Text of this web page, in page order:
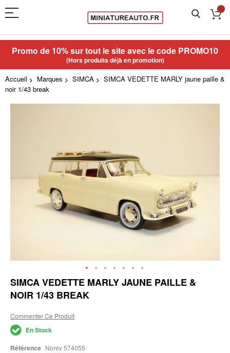
Promo de 10% sur tout le site avec le code PROMO10
(Hors produits déjà en promotion)
Accueil Marques SIMCA
SIMCA VEDETTE MARLY jaune paille &
noir 1/43 break
Skip
to
the
of
the
images
SIMCA VEDETTE MARLY JAUNE PAILLE &
NOIR 1/43 BREAK
Commenter Ce Produit
En Stock
Référence Norev 574055